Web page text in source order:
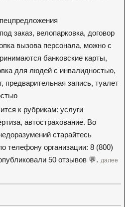
заказ, велопарковка, договор
вызова персонала, можно с
банковские карты,
для людей с инвалидностью,
предварительная запись, туалет
к рубрикам: услуги
автострахование. Во
старайтесь
телефону организации: 8 (800)
50 отзывов 💬. далее